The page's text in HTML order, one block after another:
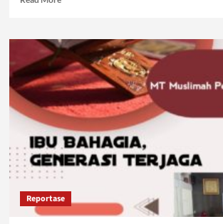
Fun
Sharing
and
Cooking
Class
Reportase